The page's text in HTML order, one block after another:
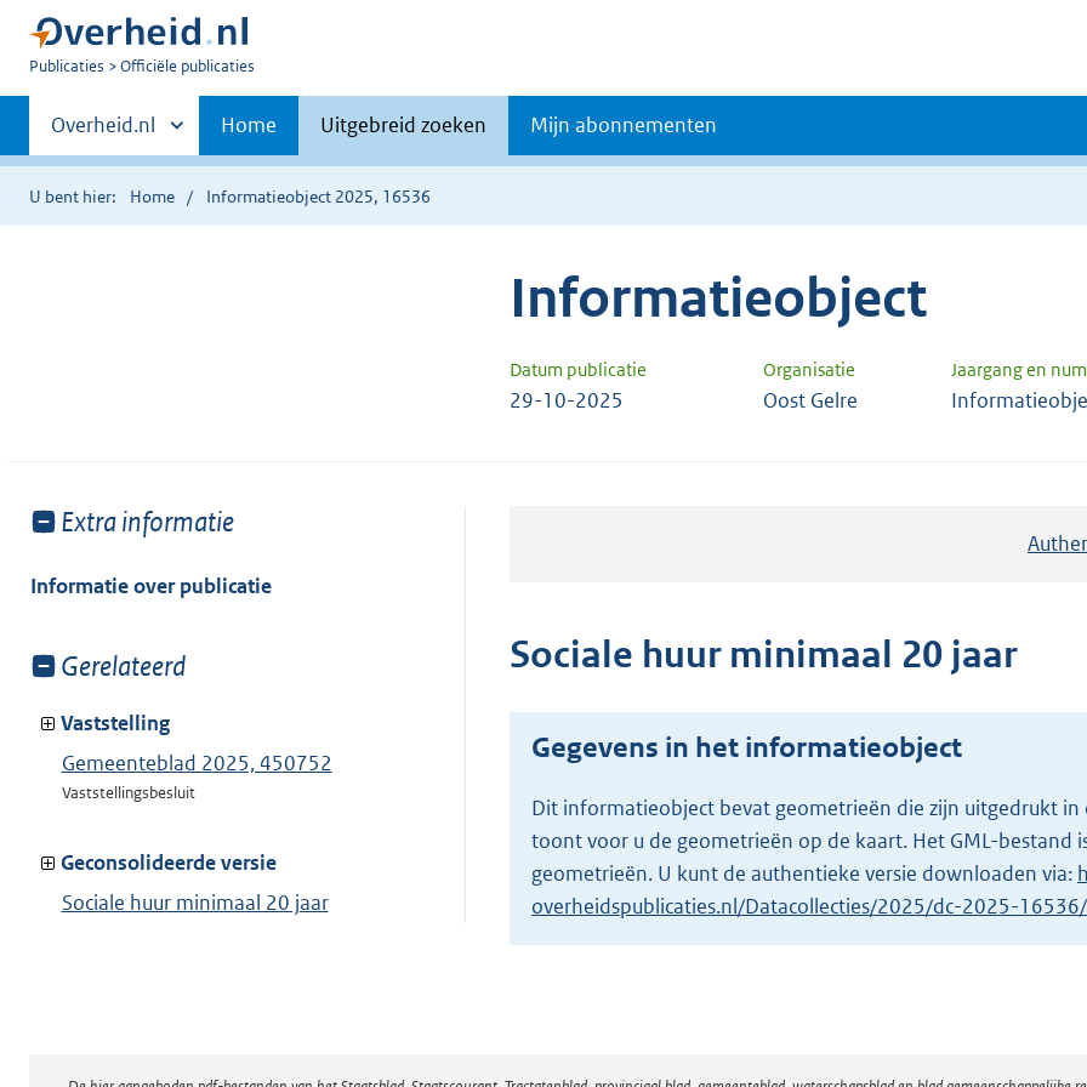
U
Publicaties Officiële publicaties
Primaire
navigatie
Andere
sites
binnen
Overheid.nl Home Uitgebreid zoeken Mijn abonnementen
U bent hier: Home Informatieobject 2025, 16536
Informatieobject
Datum publicatie Organisatie Jaargang en
29-10-2025 Oost Gelre
Toon
van:
Extra informatie
Informatie over publicatie
Toon
van:
Gerelateerd
Vaststelling
Gemeenteblad 2025, 450752
Vaststellingsbesluit
Geconsolideerde versie
Sociale huur minimaal 20 jaar
Sociale huur minimaal 20 jaar
Gegevens in het informatieobject
Dit informatieobject bevat geometrieën die zijn uitgedrukt in
toont voor u de geometrieën op de kaart. Het GML-bestand
geometrieën. U kunt de authentieke versie downloaden via:
overheidspublicaties.nl/Datacollecties/2025/dc-2025-